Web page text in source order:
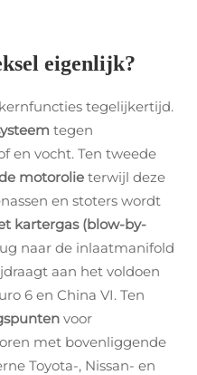
eigenlijk?
tegelijkertijd.
tegen
en vocht. Ten tweede
motorolie terwijl deze
en stoters wordt
kartergas (blow-by-
naar de inlaatmanifold
aan het voldoen
6 en China VI. Ten
voor
met bovenliggende
Toyota-, Nissan- en